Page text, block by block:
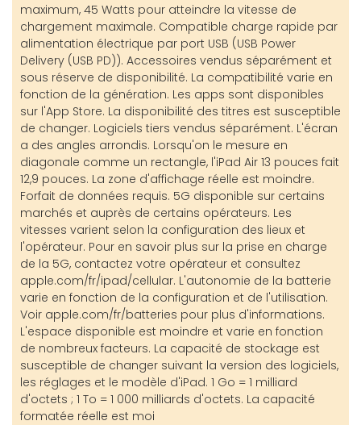
maximum, 45 Watts pour atteindre la vitesse de
chargement maximale. Compatible charge rapide par
alimentation électrique par port USB (USB Power
Delivery (USB PD)). Accessoires vendus séparément et
sous réserve de disponibilité. La compatibilité varie en
fonction de la génération. Les apps sont disponibles
sur l'App Store. La disponibilité des titres est susceptible
de changer. Logiciels tiers vendus séparément. L'écran
a des angles arrondis. Lorsqu'on le mesure en
diagonale comme un rectangle, l'iPad Air 13 pouces fait
12,9 pouces. La zone d'affichage réelle est moindre.
Forfait de données requis. 5G disponible sur certains
marchés et auprès de certains opérateurs. Les
vitesses varient selon la configuration des lieux et
l'opérateur. Pour en savoir plus sur la prise en charge
de la 5G, contactez votre opérateur et consultez
apple.com/fr/ipad/cellular. L'autonomie de la batterie
varie en fonction de la configuration et de l'utilisation.
Voir apple.com/fr/batteries pour plus d'informations.
L'espace disponible est moindre et varie en fonction
de nombreux facteurs. La capacité de stockage est
susceptible de changer suivant la version des logiciels,
les réglages et le modèle d'iPad. 1 Go = 1 milliard
d'octets ; 1 To = 1 000 milliards d'octets. La capacité
formatée réelle est moi